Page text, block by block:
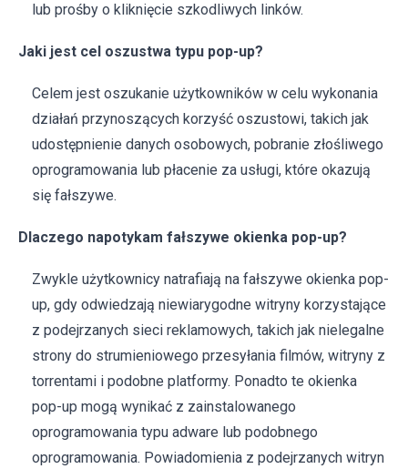
lub prośby o kliknięcie szkodliwych linków.
Jaki jest cel oszustwa typu pop-up?
Celem jest oszukanie użytkowników w celu wykonania
działań przynoszących korzyść oszustowi, takich jak
udostępnienie danych osobowych, pobranie złośliwego
oprogramowania lub płacenie za usługi, które okazują
się fałszywe.
Dlaczego napotykam fałszywe okienka pop-up?
Zwykle użytkownicy natrafiają na fałszywe okienka pop-
up, gdy odwiedzają niewiarygodne witryny korzystające
z podejrzanych sieci reklamowych, takich jak nielegalne
strony do strumieniowego przesyłania filmów, witryny z
torrentami i podobne platformy. Ponadto te okienka
pop-up mogą wynikać z zainstalowanego
oprogramowania typu adware lub podobnego
oprogramowania. Powiadomienia z podejrzanych witryn